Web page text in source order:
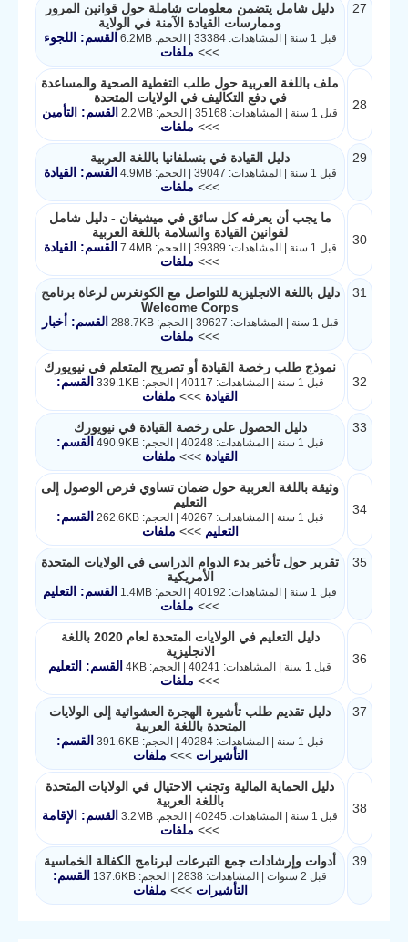
27
دليل شامل يتضمن معلومات شاملة حول قوانين المرور
وممارسات القيادة الآمنة في الولاية
قبل 1 سنة | المشاهدات: 33384 | الحجم: 6.2MB
القسم: اللجوء
>>> ملفات
28
ملف باللغة العربية حول طلب التغطية الصحية والمساعدة
في دفع التكاليف في الولايات المتحدة
قبل 1 سنة | المشاهدات: 35168 | الحجم: 2.2MB
القسم: التأمين
>>> ملفات
29 دليل القيادة في بنسلفانيا باللغة العربية
قبل 1 سنة | المشاهدات: 39047 | الحجم: 4.9MB
القسم: القيادة
>>> ملفات
30
ما يجب أن يعرفه كل سائق في ميشيغان - دليل شامل
لقوانين القيادة والسلامة باللغة العربية
قبل 1 سنة | المشاهدات: 39389 | الحجم: 7.4MB
القسم: القيادة
>>> ملفات
31
دليل باللغة الانجليزية للتواصل مع الكونغرس لرعاة برنامج
Welcome Corps
قبل 1 سنة | المشاهدات: 39627 | الحجم: 288.7KB
القسم: أخبار
>>> ملفات
32
نموذج طلب رخصة القيادة أو تصريح المتعلم في نيويورك
قبل 1 سنة | المشاهدات: 40117 | الحجم: 339.1KB
القسم:
القيادة >>> ملفات
33 دليل الحصول على رخصة القيادة في نيويورك
قبل 1 سنة | المشاهدات: 40248 | الحجم: 490.9KB
القسم:
القيادة >>> ملفات
34
وثيقة باللغة العربية حول ضمان تساوي فرص الوصول إلى
التعليم
قبل 1 سنة | المشاهدات: 40267 | الحجم: 262.6KB
القسم:
التعليم>>> ملفات
35
تقرير حول تأخير بدء الدوام الدراسي في الولايات المتحدة
الأمريكية
قبل 1 سنة | المشاهدات: 40192 | الحجم: 1.4MB
القسم: التعليم
>>> ملفات
36
دليل التعليم في الولايات المتحدة لعام 2020 باللغة
الانجليزية
قبل 1 سنة | المشاهدات: 40241 | الحجم: 4KB
القسم: التعليم
>>> ملفات
37
دليل تقديم طلب تأشيرة الهجرة العشوائية إلى الولايات
المتحدة باللغة العربية
قبل 1 سنة | المشاهدات: 40284 | الحجم: 391.6KB
القسم:
التأشيرات>>> ملفات
38
دليل الحماية المالية وتجنب الاحتيال في الولايات المتحدة
باللغة العربية
قبل 1 سنة | المشاهدات: 40245 | الحجم: 3.2MB
القسم: الإقامة
>>> ملفات
39 أدوات وإرشادات جمع التبرعات لبرنامج الكفالة الخماسية
قبل 2 سنوات | المشاهدات: 2838 | الحجم: 137.6KB
القسم:
التأشيرات>>> ملفات